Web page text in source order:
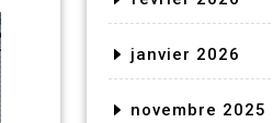
janvier 2026
novembre 2025